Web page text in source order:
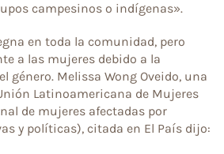
campesinos o indígenas».
en toda la comunidad, pero
a las mujeres debido a la
género. Melissa Wong Oveido, una
Latinoamericana de Mujeres
de mujeres afectadas por
y políticas), citada en El País dijo: